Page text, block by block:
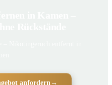
anfordern →